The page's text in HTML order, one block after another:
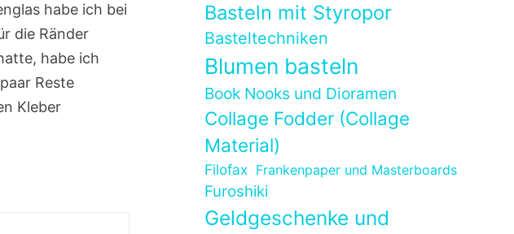
habe ich bei
die Ränder
habe ich
Reste
Kleber
Basteln mit Styropor
Basteltechniken
Blumen basteln
Book Nooks und Dioramen
Collage Fodder (Collage
Material)
Filofax Frankenpaper und Masterboards
Furoshiki
Geldgeschenke und